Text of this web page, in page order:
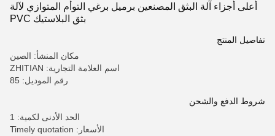
أعلى أجزاء آلة البثق المصنعين برميل برغي التوأم المتوازي لآلة
بثق البلاستيك PVC
تفاصيل المنتج
مكان المنشأ: الصين
اسم العلامة التجارية: ZHITIAN
رقم الموديل: 85
شروط الدفع والشحن
الحد الأدنى لكمية: 1
الأسعار: Timely quotation